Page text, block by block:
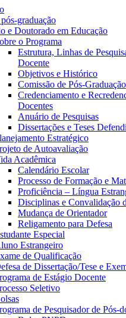
graduação
e Doutorado em Educação
o Programa
Estrutura, Linhas de
Docente
Objetivos e Histórico
Comissão de Pós-Graduação
Credenciamento e
Docentes
Anuário de Pesquisas
Dissertações e Teses
Estratégico
de Autoavaliação
Acadêmica
Calendário Escolar
Processo de Formação e
Proficiência – Língua
Disciplinas e Convalidação
Mudança de Orientador
Religamento para Defesa
Especial
Estrangeiro
de Qualificação
de Dissertação/Tese e
de Estágio Docente
Seletivo
de Pesquisador de Pós-